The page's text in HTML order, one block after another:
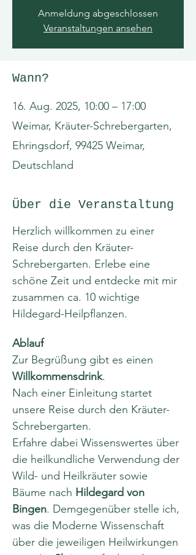
Anmeldung abgeschlossen
Veranstaltungen ansehen
Wann?
16. Aug. 2025, 10:00 – 17:00
Weimar, Kräuter-Schrebergarten,
Ehringsdorf, 99425 Weimar,
Deutschland
Über die Veranstaltung
Herzlich willkommen zu einer
Reise durch den Kräuter-
Schrebergarten. Erlebe eine
schöne Zeit und entdecke mit mir
zusammen ca. 10 wichtige
Hildegard-Heilpflanzen.
Ablauf
Zur Begrüßung gibt es einen
Willkommensdrink.
Nach einer Einleitung startet
unsere Reise durch den Kräuter-
Schrebergarten.
Erfahre dabei Wissenswertes über
die heilkundliche Verwendung der
Wild- und Heilkräuter sowie
Bäume nach Hildegard von
Bingen. Demgegenüber stelle ich,
was die Moderne Wissenschaft
über die jeweiligen Heilwirkungen